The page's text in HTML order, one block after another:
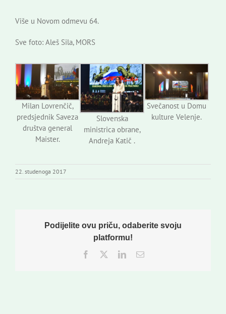
Više u Novom odmevu 64.
Sve foto: Aleš Sila, MORS
Milan Lovrenčič,
predsjednik Saveza
društva general
Maister.
Slovenska
ministrica obrane,
Andreja Katič .
Svečanost u Domu
kulture Velenje.
22. studenoga 2017
Podijelite ovu priču, odaberite svoju
platformu!
Facebook
TwitterLinkedInEmail: